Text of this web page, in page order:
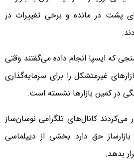
پشت در مانده و برخی تغییرات در
که ایسپا انجام داده می‌گفتند وقتی
بازارهای غیرمتشکل را برای سرمایه‌گذاری
در کمین بازارها نشسته است.
می‌کردند کانال‌های تلگرامی نوسان‌ساز
حق دارد بخشی از دیپلماسی
بدهد.